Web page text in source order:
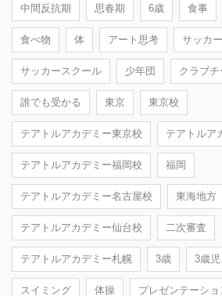
中間反抗期 思春期 6歳 食事
食べ物 体 アート思考 サッカー
サッカースクール 少年団 クラブチ
誰でも受かる 東京 東京校
テアトルアカデミー東京校 テアトルア
テアトルアカデミー福岡校 福岡
テアトルアカデミー名古屋校 東海地方
テアトルアカデミー仙台校 二次審査
テアトルアカデミー札幌 3歳 3歳児
スイミング 体操 プレゼンテーショ